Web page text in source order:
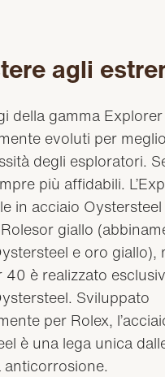
agli
della gamma
evoluti per
degli esploratori.
più affidabili.
in acciaio Oystersteel
giallo
e oro giallo),
40 è realizzato
Sviluppato
per Rolex,
è una lega unica